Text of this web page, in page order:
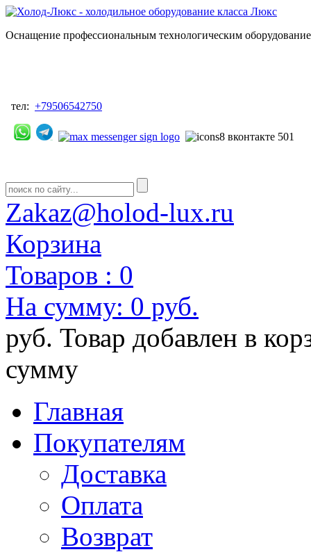
Оснащение профессиональным технологическим
тел: +79506542750
Zakaz@holod-lux.ru
Корзина
Товаров : 0
На сумму: 0 руб.
руб. Товар добавлен в
сумму
Главная
Покупателям
Доставка
Оплата
Возврат